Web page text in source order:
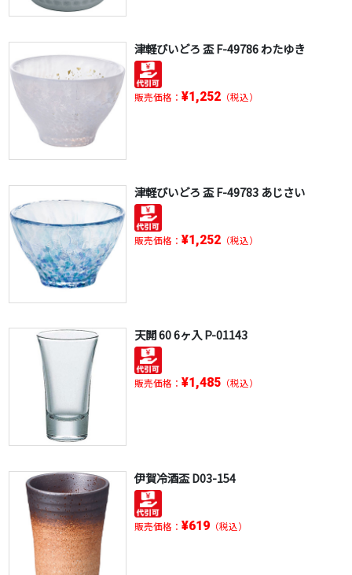
津軽びいどろ 盃 F-49786 わたゆき
販売価格： ¥1,252（税込）
津軽びいどろ 盃 F-49783 あじさい
販売価格： ¥1,252（税込）
天開 60 6ヶ入 P-01143
販売価格： ¥1,485（税込）
伊賀冷酒盃 D03-154
販売価格： ¥619（税込）